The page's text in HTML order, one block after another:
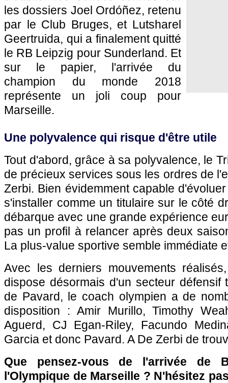
les dossiers Joel Ordóñez, retenu
par le Club Bruges, et Lutsharel
Geertruida, qui a finalement quitté
le RB Leipzig pour Sunderland. Et
sur le papier, l'arrivée du
champion du monde 2018
représente un joli coup pour
Marseille.
Une polyvalence qui risque d'être utile
Tout d'abord, grâce à sa polyvalence, le
de précieux services sous les ordres de
Zerbi. Bien évidemment capable
s'installer comme un titulaire sur le côté
débarque avec une grande expérience
pas un profil à relancer après deux
La plus-value sportive semble immédiate
Avec les derniers mouvements
dispose désormais d'un secteur défensif
de Pavard, le coach olympien a de
disposition : Amir Murillo, Timothy
Aguerd, CJ Egan-Riley, Facundo
Garcia et donc Pavard. A De Zerbi de
Que pensez-vous de l'arrivée de
l'Olympique de Marseille ? N'hésitez